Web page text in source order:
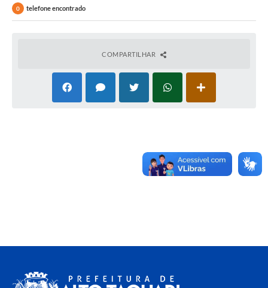
0 telefone encontrado
COMPARTILHAR